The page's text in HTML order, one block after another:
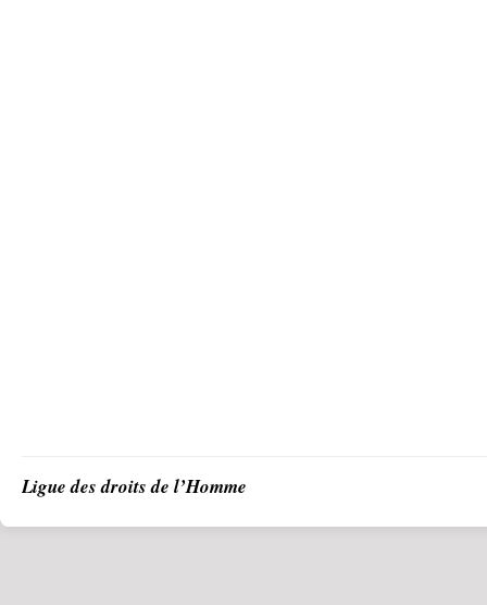
Ligue des droits de l’Homme